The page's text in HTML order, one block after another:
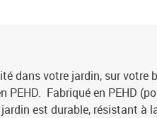
dans votre jardin, sur votre
PEHD. Fabriqué en PEHD
est durable, résistant à